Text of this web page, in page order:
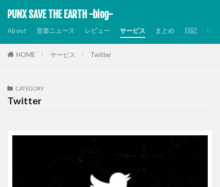
PUNX SAVE THE EARTH -blog-
About 音楽ニュース レビュー サービス まとめ 日記
HOME サービス Twitter
CATEGORY
Twitter